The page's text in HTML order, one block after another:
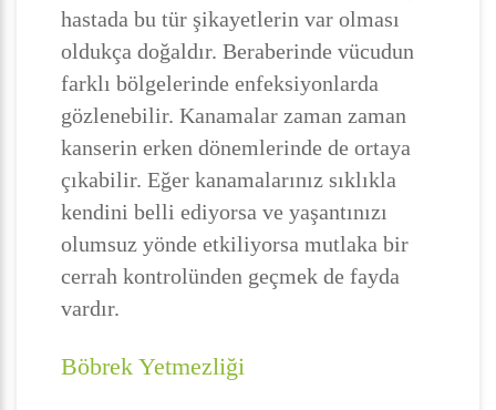
hastada bu tür şikayetlerin var olması
oldukça doğaldır. Beraberinde vücudun
farklı bölgelerinde enfeksiyonlarda
gözlenebilir. Kanamalar zaman zaman
kanserin erken dönemlerinde de ortaya
çıkabilir. Eğer kanamalarınız sıklıkla
kendini belli ediyorsa ve yaşantınızı
olumsuz yönde etkiliyorsa mutlaka bir
cerrah kontrolünden geçmek de fayda
vardır.
Böbrek Yetmezliği